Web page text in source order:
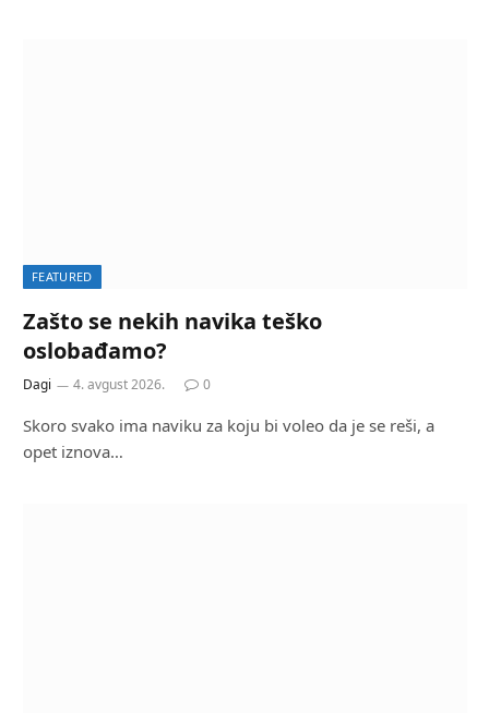
FEATURED
Zašto se nekih navika teško
oslobađamo?
Dagi 4. avgust 2026. 0
Skoro svako ima naviku za koju bi voleo da je se reši, a
opet iznova…